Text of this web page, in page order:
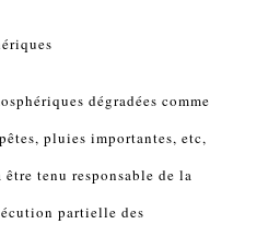
dégradées comme
pluies importantes, etc,
tenu responsable de la
partielle des